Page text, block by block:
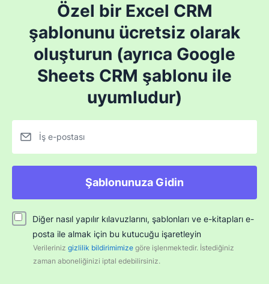
Özel bir Excel CRM
şablonunu ücretsiz olarak
oluşturun (ayrıca Google
Sheets CRM şablonu ile
uyumludur)
İş e-postası
Şablonunuza Gidin
Diğer nasıl yapılır kılavuzlarını, şablonları ve e-kitapları e-
posta ile almak için bu kutucuğu işaretleyin
Verileriniz gizlilik bildirimimize göre işlenmektedir. İstediğiniz
zaman aboneliğinizi iptal edebilirsiniz.